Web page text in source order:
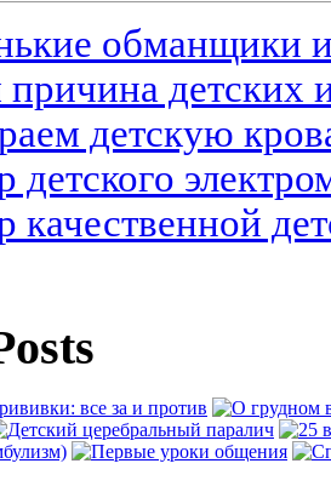
обманщики
детских
детскую
детского
качественной